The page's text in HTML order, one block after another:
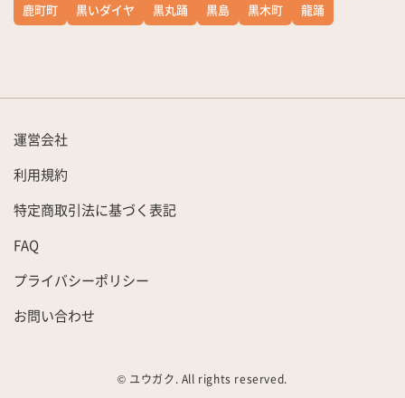
鹿町町
黒いダイヤ 黒丸踊 黒島 黒木町 龍踊
運営会社
利用規約
特定商取引法に基づく表記
FAQ
プライバシーポリシー
お問い合わせ
© ユウガク. All rights reserved.